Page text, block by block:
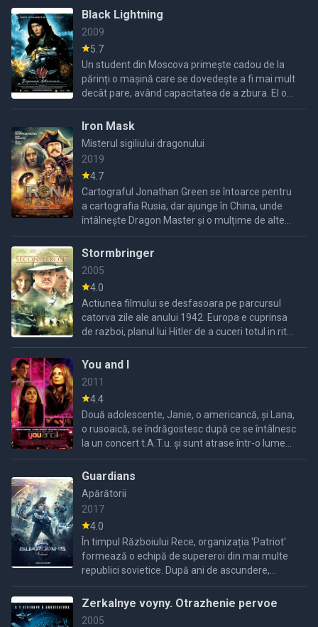
Black Lightning
2009
5.7
Un student din Moscova primește cadou de la
părinți o mașină care se dovedește a fi mai mult
decât pare, având capacitatea de a zbura. El o
folosește atât pentru a proteja orașul, cât și
pentru a ...
Iron Mask
Misterul sigiliului dragonului
2019
4.7
Cartograful Jonathan Green se întoarce pentru
a cartografia Rusia, dar ajunge în China, unde
întâlnește Dragon Master și o mulțime de alte
personaje pe parcursul unei călătorii
neașteptate.
Stormbringer
2005
4.0
Actiunea filmului se desfasoara pe parcursul
catorva zile ale anului 1942. Europa e cuprinsa
de razboi, planul lui Hitler de a cuceri totul in ritm
fulger esueaza, se ajunge la un razboi de uzura;
...
You and I
2011
4.4
Două adolescente, Janie, o americancă, și Lana,
o rusoaică, se îndrăgostesc după ce se întâlnesc
la un concert t.A.T.u. și sunt atrase într-o lume
periculoasă a obsesiei, abuzului de droguri și
Guardians
Apărătorii
2017
4.0
În timpul Războiului Rece, organizația 'Patriot'
formează o echipă de supereroi din mai multe
republici sovietice. După ani de ascundere,
acești eroi trebuie să se dezvăluie într-un
moment de criză.
Zerkalnye voyny. Otrazhenie pervoe
2005